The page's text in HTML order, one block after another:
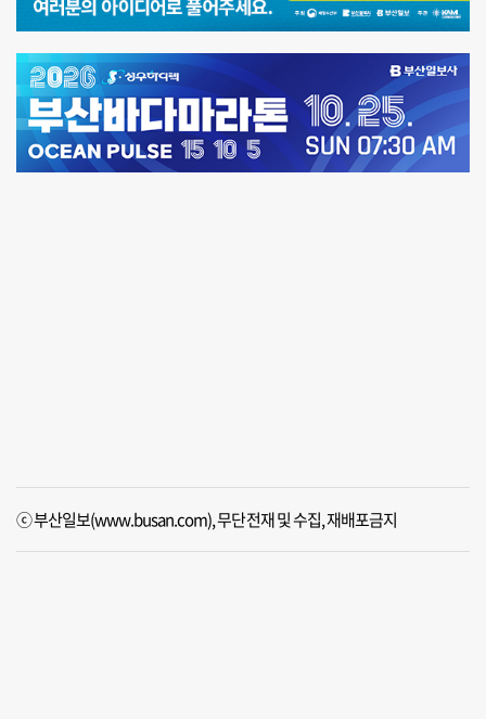
ⓒ 부산일보(www.busan.com), 무단전재 및 수집, 재배포금지